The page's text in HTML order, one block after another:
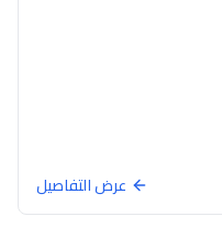
عرض التفاصيل